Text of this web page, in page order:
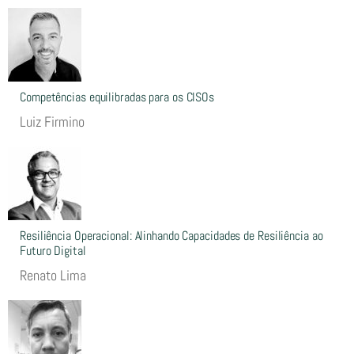
Competências equilibradas para os CISOs
Luiz Firmino
Resiliência Operacional: Alinhando Capacidades de Resiliência ao
Futuro Digital
Renato Lima